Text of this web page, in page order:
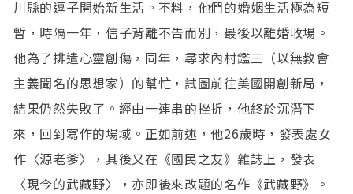
川縣的逗子開始新生活。不料，他們的婚姻生活極為短
暫，時隔一年，信子背離不告而別，最後以離婚收場。
他為了排遣心靈創傷，同年，尋求內村鑑三（以無教會
主義聞名的思想家）的幫忙，試圖前往美國開創新局，
結果仍然失敗了。經由一連串的挫折，他終於沉潛下
來，回到寫作的場域。正如前述，他26歲時，發表處女
作〈源老爹〉，其後又在《國民之友》雜誌上，發表
〈現今的武藏野〉，亦即後來改題的名作《武藏野》。